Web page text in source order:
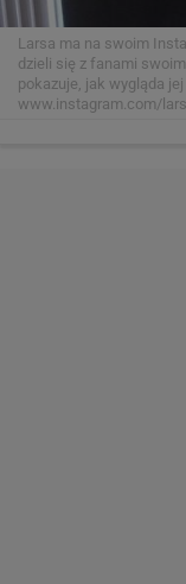
Larsa ma na swoim
dzieli się z fanami
pokazuje, jak wygląda
www.instagram.com/